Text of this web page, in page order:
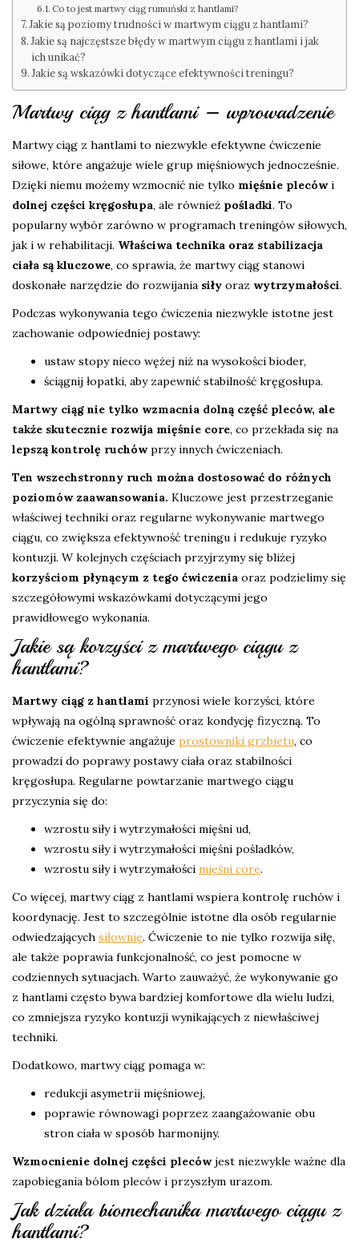
Co to jest martwy ciąg rumuński z hantlami?
Jakie są poziomy trudności w martwym ciągu z hantlami?
Jakie są najczęstsze błędy w martwym ciągu z hantlami i jak
ich unikać?
Jakie są wskazówki dotyczące efektywności treningu?
Martwy ciąg z hantlami – wprowadzenie
Martwy ciąg z hantlami to niezwykle efektywne ćwiczenie
siłowe, które angażuje wiele grup mięśniowych jednocześnie.
Dzięki niemu możemy wzmocnić nie tylko mięśnie plecówi
dolnej części kręgosłupa, ale również pośladki. To
popularny wybór zarówno w programach treningów siłowych,
jak i w rehabilitacji. Właściwa technika oraz stabilizacja
ciała są kluczowe, co sprawia, że martwy ciąg stanowi
doskonałe narzędzie do rozwijania siły oraz wytrzymałości.
Podczas wykonywania tego ćwiczenia niezwykle istotne jest
zachowanie odpowiedniej postawy:
ustaw stopy nieco wężej niż na wysokości bioder,
ściągnij łopatki, aby zapewnić stabilność kręgosłupa.
Martwy ciąg nie tylko wzmacnia dolną część pleców, ale
także skutecznie rozwija mięśnie core, co przekłada się na
lepszą kontrolę ruchówprzy innych ćwiczeniach.
Ten wszechstronny ruch można dostosować do różnych
poziomów zaawansowania. Kluczowe jest przestrzeganie
właściwej techniki oraz regularne wykonywanie martwego
ciągu, co zwiększa efektywność treningu i redukuje ryzyko
kontuzji. W kolejnych częściach przyjrzymy się bliżej
korzyściom płynącym z tego ćwiczenia oraz podzielimy się
szczegółowymi wskazówkami dotyczącymi jego
prawidłowego wykonania.
Jakie są korzyści z martwego ciągu z
hantlami?
Martwy ciąg z hantlami przynosi wiele korzyści, które
wpływają na ogólną sprawność oraz kondycję fizyczną. To
ćwiczenie efektywnie angażuje prostowniki grzbietu, co
prowadzi do poprawy postawy ciała oraz stabilności
kręgosłupa. Regularne powtarzanie martwego ciągu
przyczynia się do:
wzrostu siły i wytrzymałości mięśni ud,
wzrostu siły i wytrzymałości mięśni pośladków,
wzrostu siły i wytrzymałości mięśni core.
Co więcej, martwy ciąg z hantlami wspiera kontrolę ruchów i
koordynację. Jest to szczególnie istotne dla osób regularnie
odwiedzających siłownię. Ćwiczenie to nie tylko rozwija siłę,
ale także poprawia funkcjonalność, co jest pomocne w
codziennych sytuacjach. Warto zauważyć, że wykonywanie go
z hantlami często bywa bardziej komfortowe dla wielu ludzi,
co zmniejsza ryzyko kontuzji wynikających z niewłaściwej
techniki.
Dodatkowo, martwy ciąg pomaga w:
redukcji asymetrii mięśniowej,
poprawie równowagi poprzez zaangażowanie obu
stron ciała w sposób harmonijny.
Wzmocnienie dolnej części plecówjest niezwykle ważne dla
zapobiegania bólom pleców i przyszłym urazom.
Jak działa biomechanika martwego ciągu z
hantlami?